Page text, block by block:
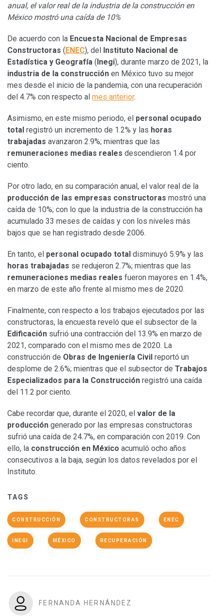
anual, el valor real de la industria de la construcción en
México mostró una caída de 10%
De acuerdo con la Encuesta Nacional de Empresas
Constructoras (ENEC), del Instituto Nacional de
Estadística y Geografía (Inegi), durante marzo de 2021, la
industria de la construcción en México tuvo su mejor
mes desde el inicio de la pandemia, con una recuperación
del 4.7% con respecto al mes anterior.
Asimismo, en este mismo periodo, el personal ocupado
total registró un incremento de 1.2% y las horas
trabajadas avanzaron 2.9%; mientras que las
remuneraciones medias reales descendieron 1.4 por
ciento.
Por otro lado, en su comparación anual, el valor real de la
producción de las empresas constructoras mostró una
caída de 10%; con lo que la industria de la construcción ha
acumulado 33 meses de caídas y con los niveles más
bajos que se han registrado desde 2006.
En tanto, el personal ocupado total disminuyó 5.9% y las
horas trabajadas se redujeron 2.7%; mientras que las
remuneraciones medias reales fueron mayores en 1.4%,
en marzo de este año frente al mismo mes de 2020.
Finalmente, con respecto a los trabajos ejecutados por las
constructoras, la encuesta reveló que el subsector de la
Edificación sufrió una contracción del 13.9% en marzo de
2021, comparado con el mismo mes de 2020. La
construcción de Obras de Ingeniería Civil reportó un
desplome de 2.6%; mientras que el subsector de Trabajos
Especializados para la Construcción registró una caída
del 11.2 por ciento.
Cabe recordar que, durante el 2020, el valor de la
producción generado por las empresas constructoras
sufrió una caída de 24.7%, en comparación con 2019. Con
ello, la construcción en México acumuló ocho años
consecutivos a la baja, según los datos revelados por el
Instituto.
TAGS
CONSTRUCCIÓN CONSTRUCTORAS ENEC
INEGI MÉXICO RECUPERACIÓN
FERNANDA HERNÁNDEZ